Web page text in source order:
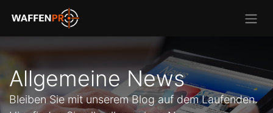
Allgemeine News
Bleiben Sie mit unserem Blog auf dem Laufenden.